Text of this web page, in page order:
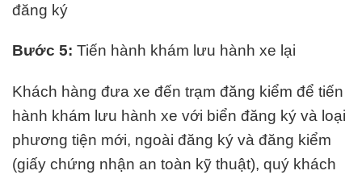
đăng ký
Bước 5: Tiến hành khám lưu hành xe lại
Khách hàng đưa xe đến trạm đăng kiểm để tiến
hành khám lưu hành xe với biển đăng ký và loại
phương tiện mới, ngoài đăng ký và đăng kiểm
(giấy chứng nhận an toàn kỹ thuật), quý khách